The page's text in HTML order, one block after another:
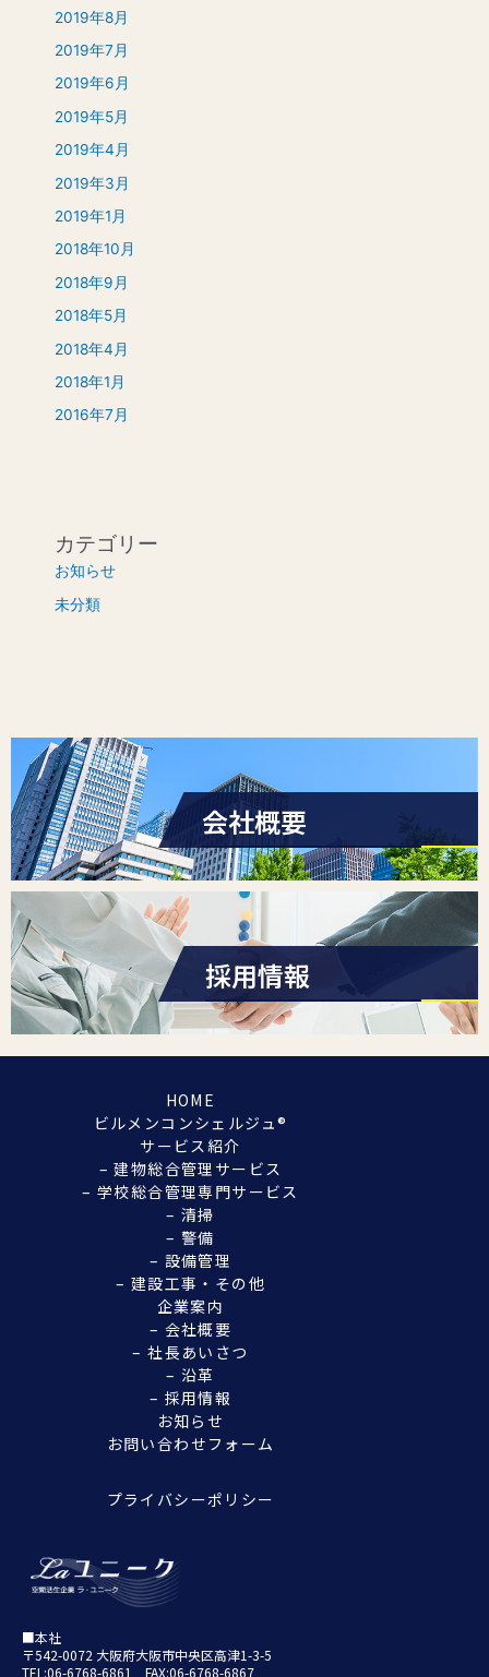
2019年8月
2019年7月
2019年6月
2019年5月
2019年4月
2019年3月
2019年1月
2018年10月
2018年9月
2018年5月
2018年4月
2018年1月
2016年7月
カテゴリー
お知らせ
未分類
会社概要
採用情報
HOME
ビルメンコンシェルジュ®︎
サービス紹介
– 建物総合管理サービス
– 学校総合管理専門サービス
– 清掃
– 警備
– 設備管理
– 建設工事・その他
企業案内
– 会社概要
– 社長あいさつ
– 沿革
– 採用情報
お知らせ
お問い合わせフォーム
プライバシーポリシー
■本社
〒542-0072 大阪府大阪市中央区高津1-3-5
TEL:06-6768-6861 FAX:06-6768-6867